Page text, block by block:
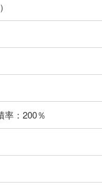
す。
率：200％